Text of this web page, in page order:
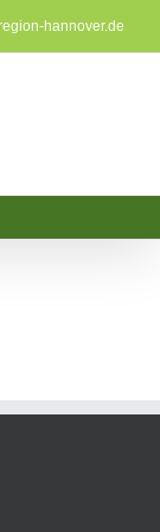
hannover.de